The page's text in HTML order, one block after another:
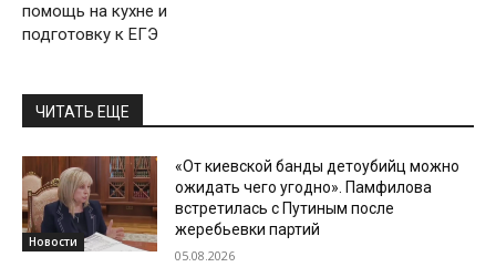
помощь на кухне и
подготовку к ЕГЭ
ЧИТАТЬ ЕЩЕ
Новости
«От киевской банды детоубийц можно
ожидать чего угодно». Памфилова
встретилась с Путиным после
жеребьевки партий
05.08.2026